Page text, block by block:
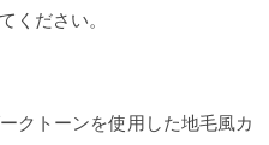
ください。
クトーンを使用した地毛風カ